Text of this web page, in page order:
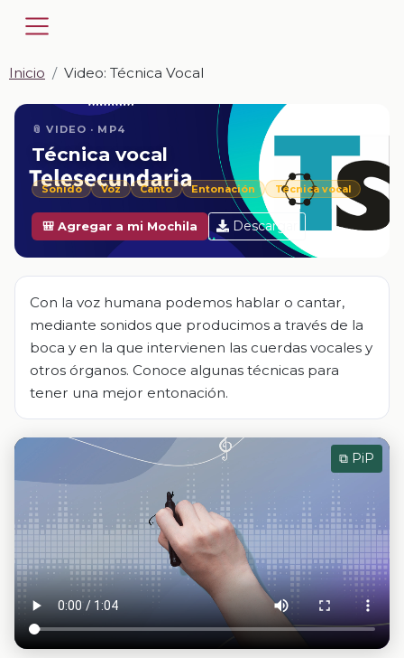
Inicio Video: Técnica Vocal
📎 VIDEO · MP4
Técnica vocal
Sonido Voz Canto Entonación Técnica vocal
🎒 Agregar a mi Mochila Descargar
Con la voz humana podemos hablar o cantar,
mediante sonidos que producimos a través de la
boca y en la que intervienen las cuerdas vocales y
otros órganos. Conoce algunas técnicas para
tener una mejor entonación.
⧉ PiP